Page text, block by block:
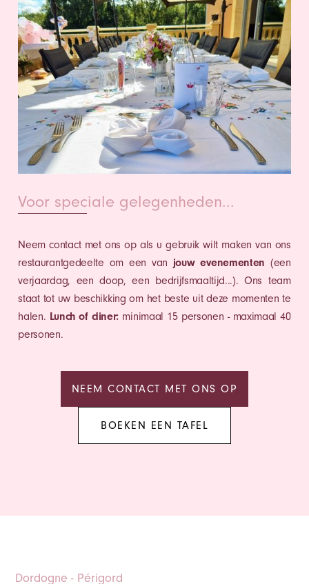
Voor speciale gelegenheden...
Neem contact met ons op als u gebruik wilt maken van ons
restaurantgedeelte om een van jouw evenementen (een
verjaardag, een doop, een bedrijfsmaaltijd...). Ons team
staat tot uw beschikking om het beste uit deze momenten te
halen. Lunch of diner: minimaal 15 personen - maximaal 40
personen.
NEEM CONTACT MET ONS OP
BOEKEN EEN TAFEL
Dordogne - Périgord